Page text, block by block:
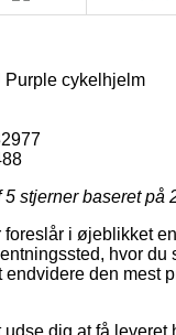
Purple cykelhjelm
5 stjerner baseret på
i øjeblikket
hvor
endvidere den mest
udse dig at få